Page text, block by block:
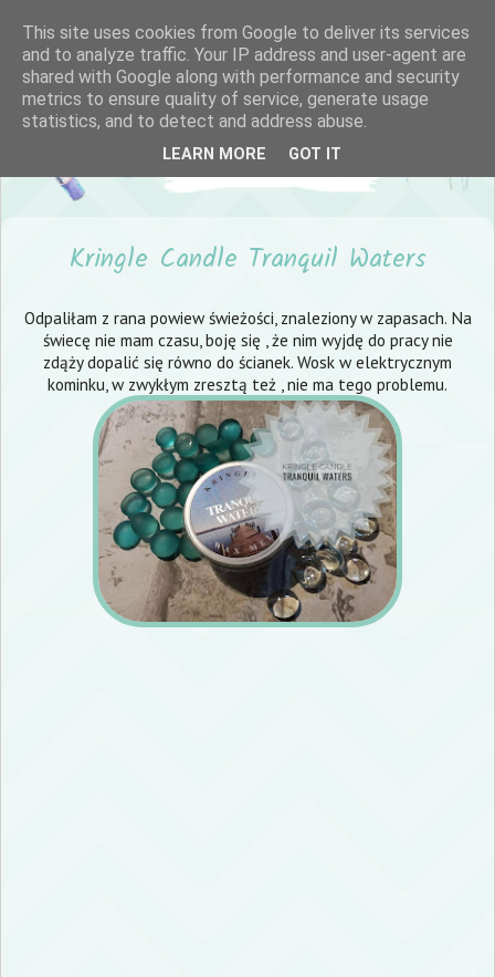
Kringle Candle Tranquil Waters
Odpaliłam z rana powiew świeżości, znaleziony w zapasach. Na
świecę nie mam czasu, boję się , że nim wyjdę do pracy nie
zdąży dopalić się równo do ścianek. Wosk w elektrycznym
kominku, w zwykłym zresztą też , nie ma tego problemu.
This site uses cookies from Google to deliver its services
and to analyze traffic. Your IP address and user-agent are
shared with Google along with performance and security
metrics to ensure quality of service, generate usage
statistics, and to detect and address abuse.
LEARN MORE GOT IT